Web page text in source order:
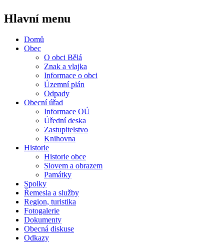
Hlavní menu
Domů
Obec
O obci Bělá
Znak a vlajka
Informace o obci
Územní plán
Odpady
Obecní úřad
Informace OÚ
Úřední deska
Zastupitelstvo
Knihovna
Historie
Historie obce
Slovem a obrazem
Památky
Spolky
Řemesla a služby
Region, turistika
Fotogalerie
Dokumenty
Obecná diskuse
Odkazy